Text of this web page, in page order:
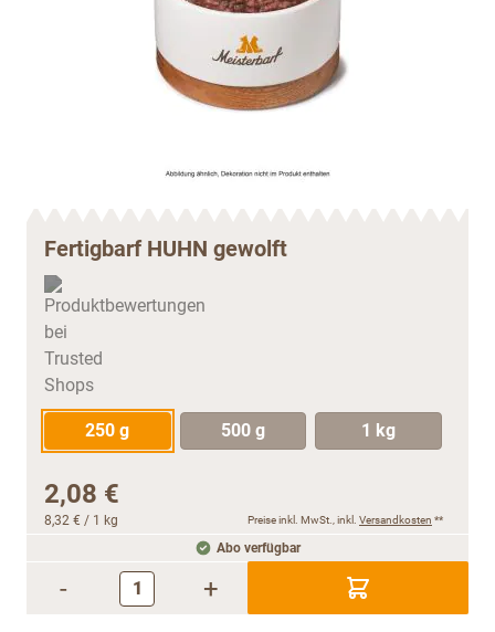
Fertigbarf HUHN gewolft
250 g 500 g 1 kg
2,08 €
8,32 € / 1 kg Preise inkl. MwSt., inkl. Versandkosten **
Abo verfügbar
- +